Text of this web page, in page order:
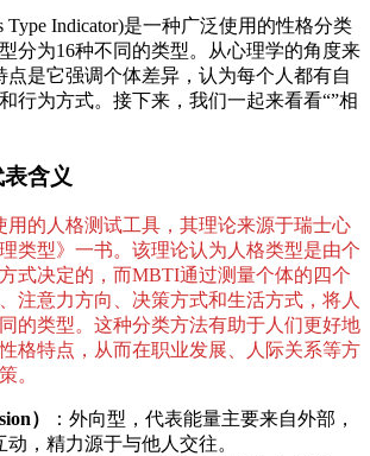
Type Indicator)是一种广泛使用的性格分类
分为16种不同的类型。从心理学的角度来
是它强调个体差异，认为每个人都有自
行为方式。接下来，我们一起来看看“”相
含义
用的人格测试工具，其理论来源于瑞士心
类型》一书。该理论认为人格类型是由个
式决定的，而MBTI通过测量个体的四个
注意力方向、决策方式和生活方式，将人
的类型。这种分类方法有助于人们更好地
格特点，从而在职业发展、人际关系等方
。
）
：外向型，代表能量主要来自外部，
，精力源于与他人交往。